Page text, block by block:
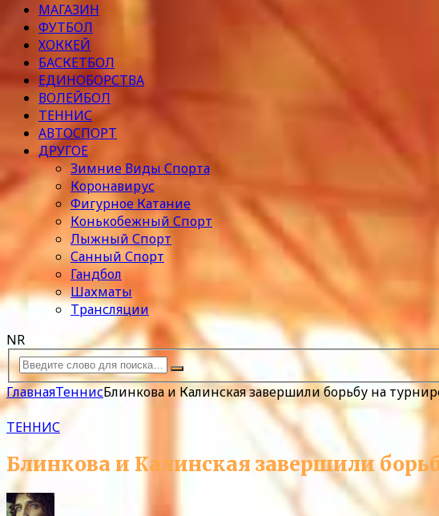
МАГАЗИН
ФУТБОЛ
ХОККЕЙ
БАСКЕТБОЛ
ЕДИНОБОРСТВА
ВОЛЕЙБОЛ
ТЕННИС
АВТОСПОРТ
ДРУГОЕ
Зимние Виды Спорта
Коронавирус
Фигурное Катание
Конькобежный Спорт
Лыжный Спорт
Санный Спорт
Гандбол
Шахматы
Трансляции
NR
ГлавнаяТеннисБлинкова и Калинская завершили борьбу на
ТЕННИС
Блинкова и Калинская завершили